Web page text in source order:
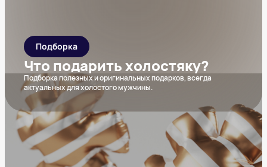
Подборка
Что подарить холостяку?
Подборка полезных и оригинальных подарков, всегда
актуальных для холостого мужчины.